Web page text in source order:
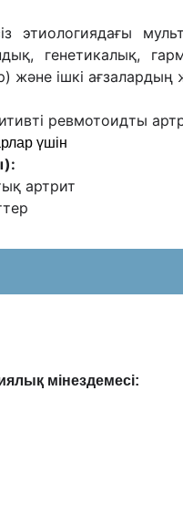
этиологиядағы
генетикалық,
жəне ішкі
ревмотоидты
лар үшін
артрит
мінездемесі: